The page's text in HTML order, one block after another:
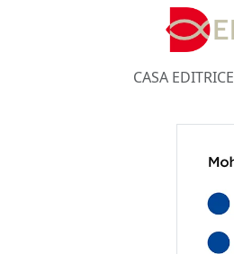
CASA EDITRICE